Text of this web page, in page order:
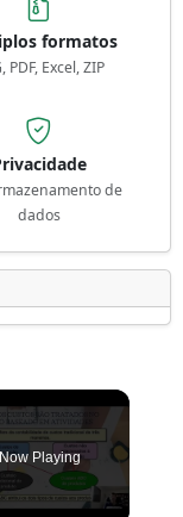
formatos
PDF, Excel, ZIP
de
dados
Now Playing